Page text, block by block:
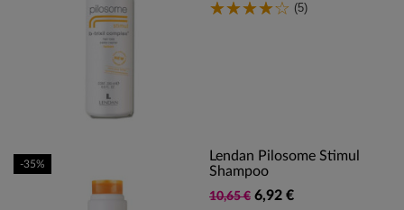
(5)
Lendan Pilosome Stimul
Shampoo
10,65 € 6,92 €
-35%